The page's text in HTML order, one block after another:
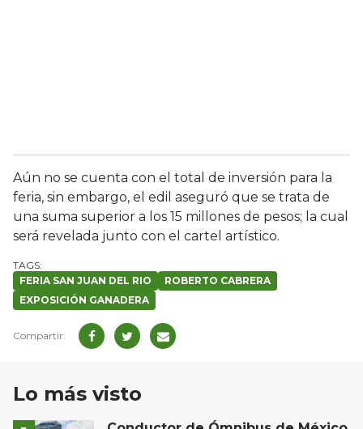
Aún no se cuenta con el total de inversión para la
feria, sin embargo, el edil aseguró que se trata de
una suma superior a los 15 millones de pesos; la cual
será revelada junto con el cartel artístico.
FERIA SAN JUAN DEL RIO
ROBERTO CABRERA
EXPOSICIÓN GANADERA
Lo más visto